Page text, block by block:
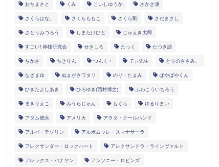
おちまさと くみ こいしゆうか さかき漣
さくらはな。 さくらももこ さくら剛 さだまさし
さとうみつろう しまたけひと じゅえき太郎
すごい! 神様研究会 せきしろ たっく たつき諒
ちかさ ちきりん つんく♂ てぃ先生 とりのささみ。
なぎまゆ ぬまがさワタリ のり・たまみ ぱやぱやくん
ひきたよしあき ひろゆき(西村博之) ふわこういちろう
まきりえこ みうらじゅん もぐら ゆるりまい
アダム徳永 アメリカ アラタ・クールハンド
アルパ・テソリン アルボムッレ・スマナサーラ
アレクサンダー・ロックハート アレクサンドラ・ラインヴァルト
アレックス・バナヤン アンソニー・ロビンズ